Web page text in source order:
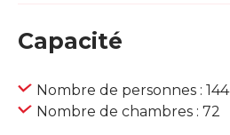
Capacité
Nombre de personnes : 144
Nombre de chambres : 72